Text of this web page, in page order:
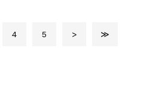
4 5 > ≫